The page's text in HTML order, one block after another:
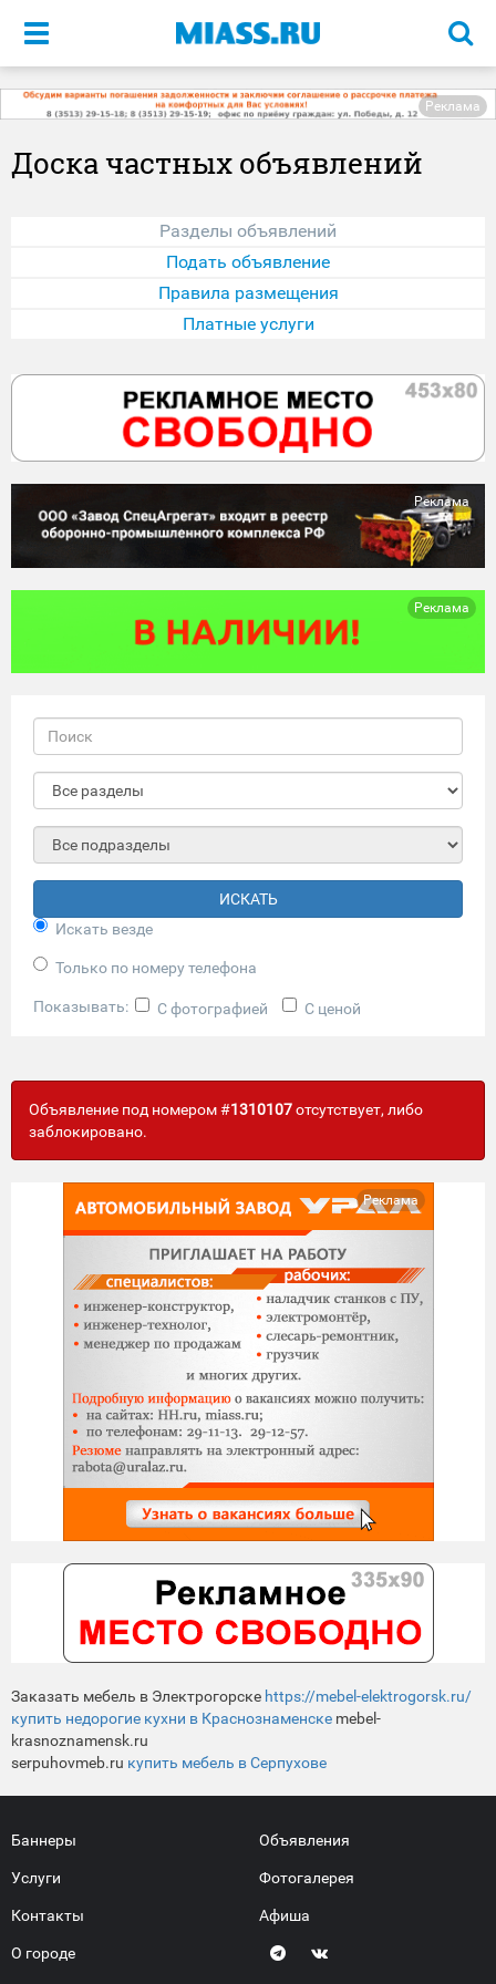
Меню
Реклама
Доска частных объявлений
Разделы объявлений
Подать объявление
Правила размещения
Платные услуги
Реклама
Реклама
ИСКАТЬ
Искать везде
Только по номеру телефона
Показывать: С фотографией С ценой
Объявление под номером #1310107отсутствует, либо
заблокировано.
Реклама
Заказать мебель в Электрогорске https://mebel-elektrogorsk.ru/
купить недорогие кухни в Краснознаменске mebel-
krasnoznamensk.ru
serpuhovmeb.ru купить мебель в Серпухове
Баннеры
Услуги
Контакты
О городе
Объявления
Фотогалерея
Афиша